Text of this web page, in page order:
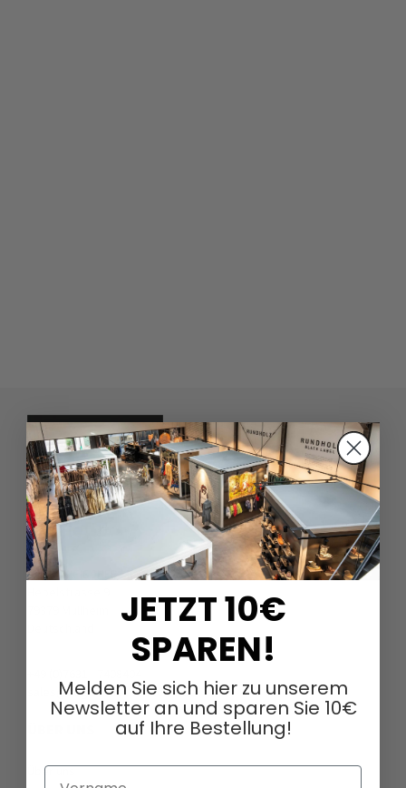
DAGMARFISCHER MODE GmbH
sales@dagmarfischermode.de
Über uns
JETZT 10€
SPAREN!
Melden Sie sich hier zu unserem
Newsletter an und sparen Sie 10€
auf Ihre Bestellung!
Vorname